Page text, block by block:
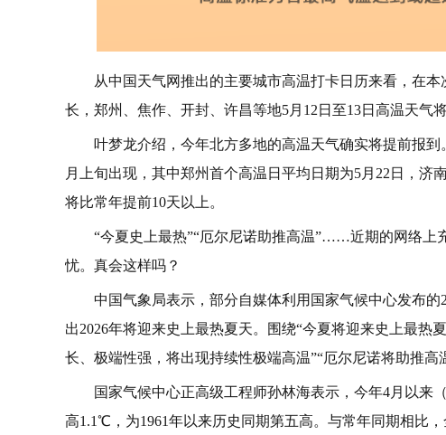
从中国天气网推出的主要城市高温打卡日历来看，在
长，郑州、焦作、开封、许昌等地5月12日至13日高温天气
叶梦龙介绍，今年北方多地的高温天气确实将提前报
月上旬出现，其中郑州首个高温日平均日期为5月22日，济
将比常年提前10天以上。
“今夏史上最热”“厄尔尼诺助推高温”……近期的网络上
忧。真会这样吗？
中国气象局表示，部分自媒体利用国家气候中心发布
出2026年将迎来史上最热夏天。围绕“今夏将迎来史上最热
长、极端性强，将出现持续性极端高温”“厄尔尼诺将助推高
国家气候中心正高级工程师孙林海表示，今年4月以来
高1.1℃，为1961年以来历史同期第五高。与常年同期相比